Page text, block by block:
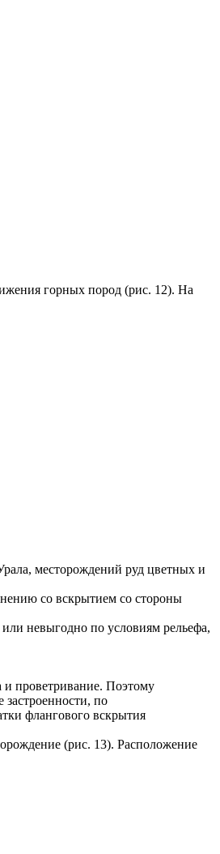
горных пород (рис. 12). На
месторождений руд цветных и
со вскрытием со стороны
невыгодно по условиям рельефа,
и проветривание. Поэтому
застроенности, по
флангового вскрытия
(рис. 13). Расположение